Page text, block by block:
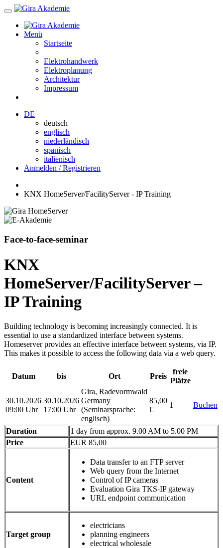
Menü
Startseite
Elektrohandwerk
Elektroplanung
Architektur
Impressum
DE
deutsch
englisch
niederländisch
spanisch
italienisch
Anmelden / Registrieren
KNX HomeServer/FacilityServer - IP Training
Face-to-face-seminar
KNX
HomeServer/FacilityServer –
IP Training
Building technology is becoming increasingly connected. It is
essential to use a standardized interface between systems.
Homeserver provides an effective interface between systems, via IP.
This makes it possible to access the following data via a web query.
Datum bis Ort Preis
freie
Plätze
30.10.2026
09:00 Uhr
30.10.2026
17:00 Uhr
Gira, Radevormwald
Germany
(Seminarsprache:
englisch)
85,00
€
1 Buchen
Duration
1 day from approx. 9.00 AM to 5.00 PM
Price
EUR 85,00
Content
Data transfer to an FTP server
Web query from the Internet
Control of IP cameras
Evaluation Gira TKS-IP gateway
URL endpoint communication
Target group
electricians
planning engineers
electrical wholesale